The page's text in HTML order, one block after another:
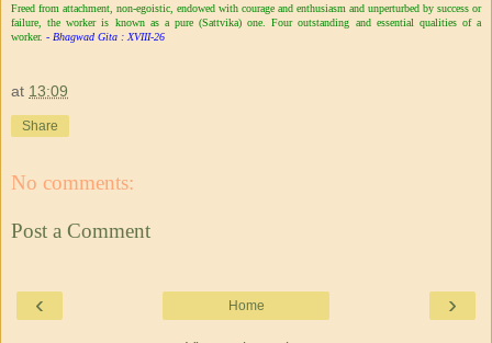
Freed from attachment, non-egoistic, endowed with courage and enthusiasm and unperturbed by success or
failure, the worker is known as a pure (Sattvika) one. Four outstanding and essential qualities of a
worker. - Bhagwad Gita : XVIII-26
at 13:09
Share
No comments:
Post a Comment
‹ ›
Home